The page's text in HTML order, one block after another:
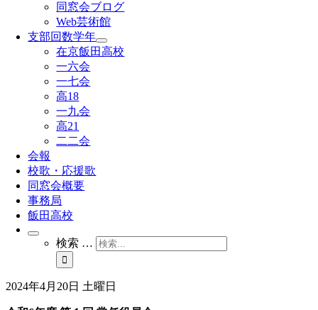
同窓会ブログ
Web芸術館
支部回数学年
在京飯田高校
一六会
一七会
高18
一九会
高21
二二会
会報
校歌・応援歌
同窓会概要
事務局
飯田高校
検索 …
2024年4月20日 土曜日